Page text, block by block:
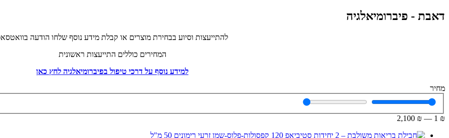
דאבת - פיברומיאלגיה
להתייעצות וסיוע בבחירת מוצרים או קבלת מידע נוסף שלחו הודעה
המחירים כוללים התייעצות ראשונית
למידע נוסף על דרכי טיפול בפיברומיאלגיה לחץ כאן
מחיר
₪
1
—
₪
2,100